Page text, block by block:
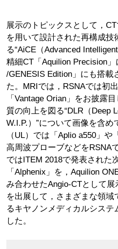
展示のトピックスとして，
を用いて設計された再構成技
る“AiCE（Advanced
精細CT「Aquilion Precision
/GENESIS Edition」にも搭載
た。MRIでは，RSNAでは初
「Vantage Orian」をお披露
質の向上を図る“DLR（Deep
W.I.P.）”について画像を含め
（UL）では「Aplio a550」
高周波プローブなどをRSNA
ではITEM 2018で発表された
「Alphenix」を，Aquilion
み合わせたAngio-CTとして
を出展して，さまざまな領
るキヤノンメディカルシス
した。